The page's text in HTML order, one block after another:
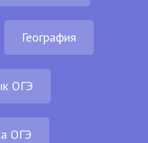
География
ОГЭ
ОГЭ